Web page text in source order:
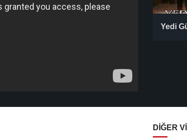
Yedi
DIĞER